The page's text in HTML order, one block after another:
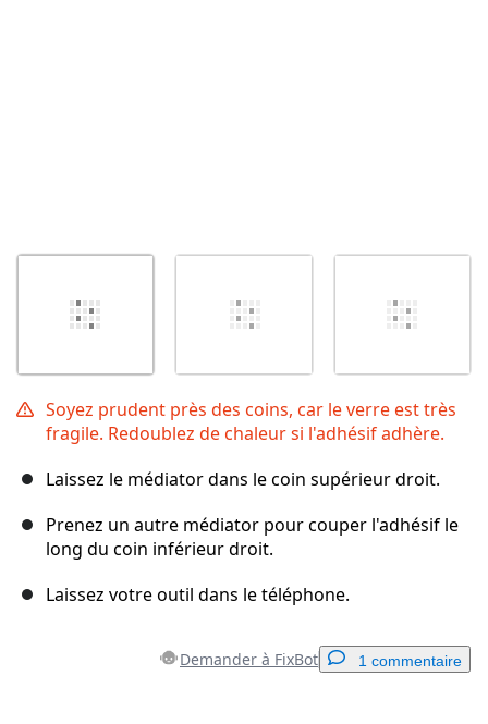
Soyez prudent près des coins, car le verre est très
fragile. Redoublez de chaleur si l'adhésif adhère.
Laissez le médiator dans le coin supérieur droit.
Prenez un autre médiator pour couper l'adhésif le
long du coin inférieur droit.
Laissez votre outil dans le téléphone.
Demander à FixBot 1 commentaire